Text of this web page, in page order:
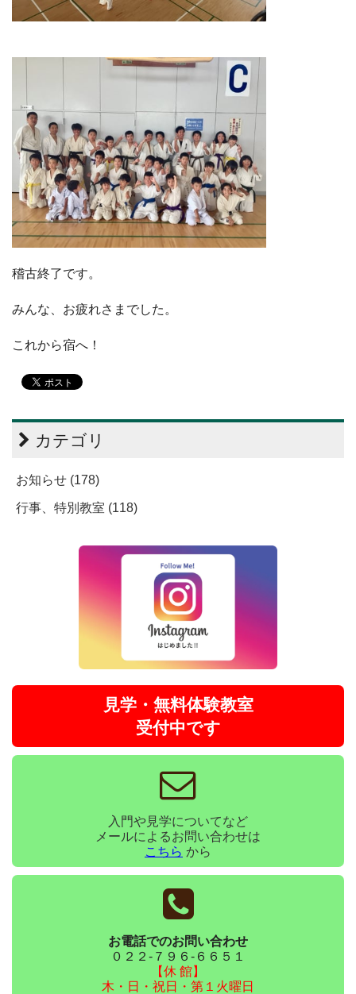
稽古終了です。
みんな、お疲れさまでした。
これから宿へ！
カテゴリ
お知らせ (178)
行事、特別教室 (118)
見学・無料体験教室
受付中です
入門や見学についてなど
メールによるお問い合わせは
こちら から
お電話でのお問い合わせ
０２２-７９６-６６５１
【休 館】
木・日・祝日・第１火曜日